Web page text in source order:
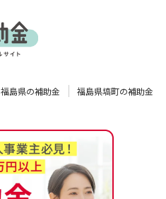
福島県の補助金 福島県塙町の補助金